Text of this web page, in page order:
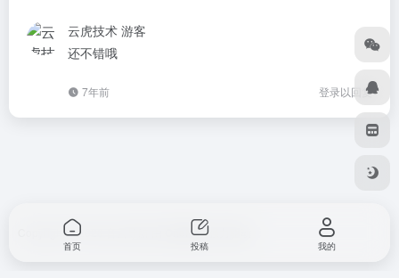
云虎技术 游客
还不错哦
7年前 登录以回复
Copyright © 2026 OneNav强力驱动
首页 投稿 我的